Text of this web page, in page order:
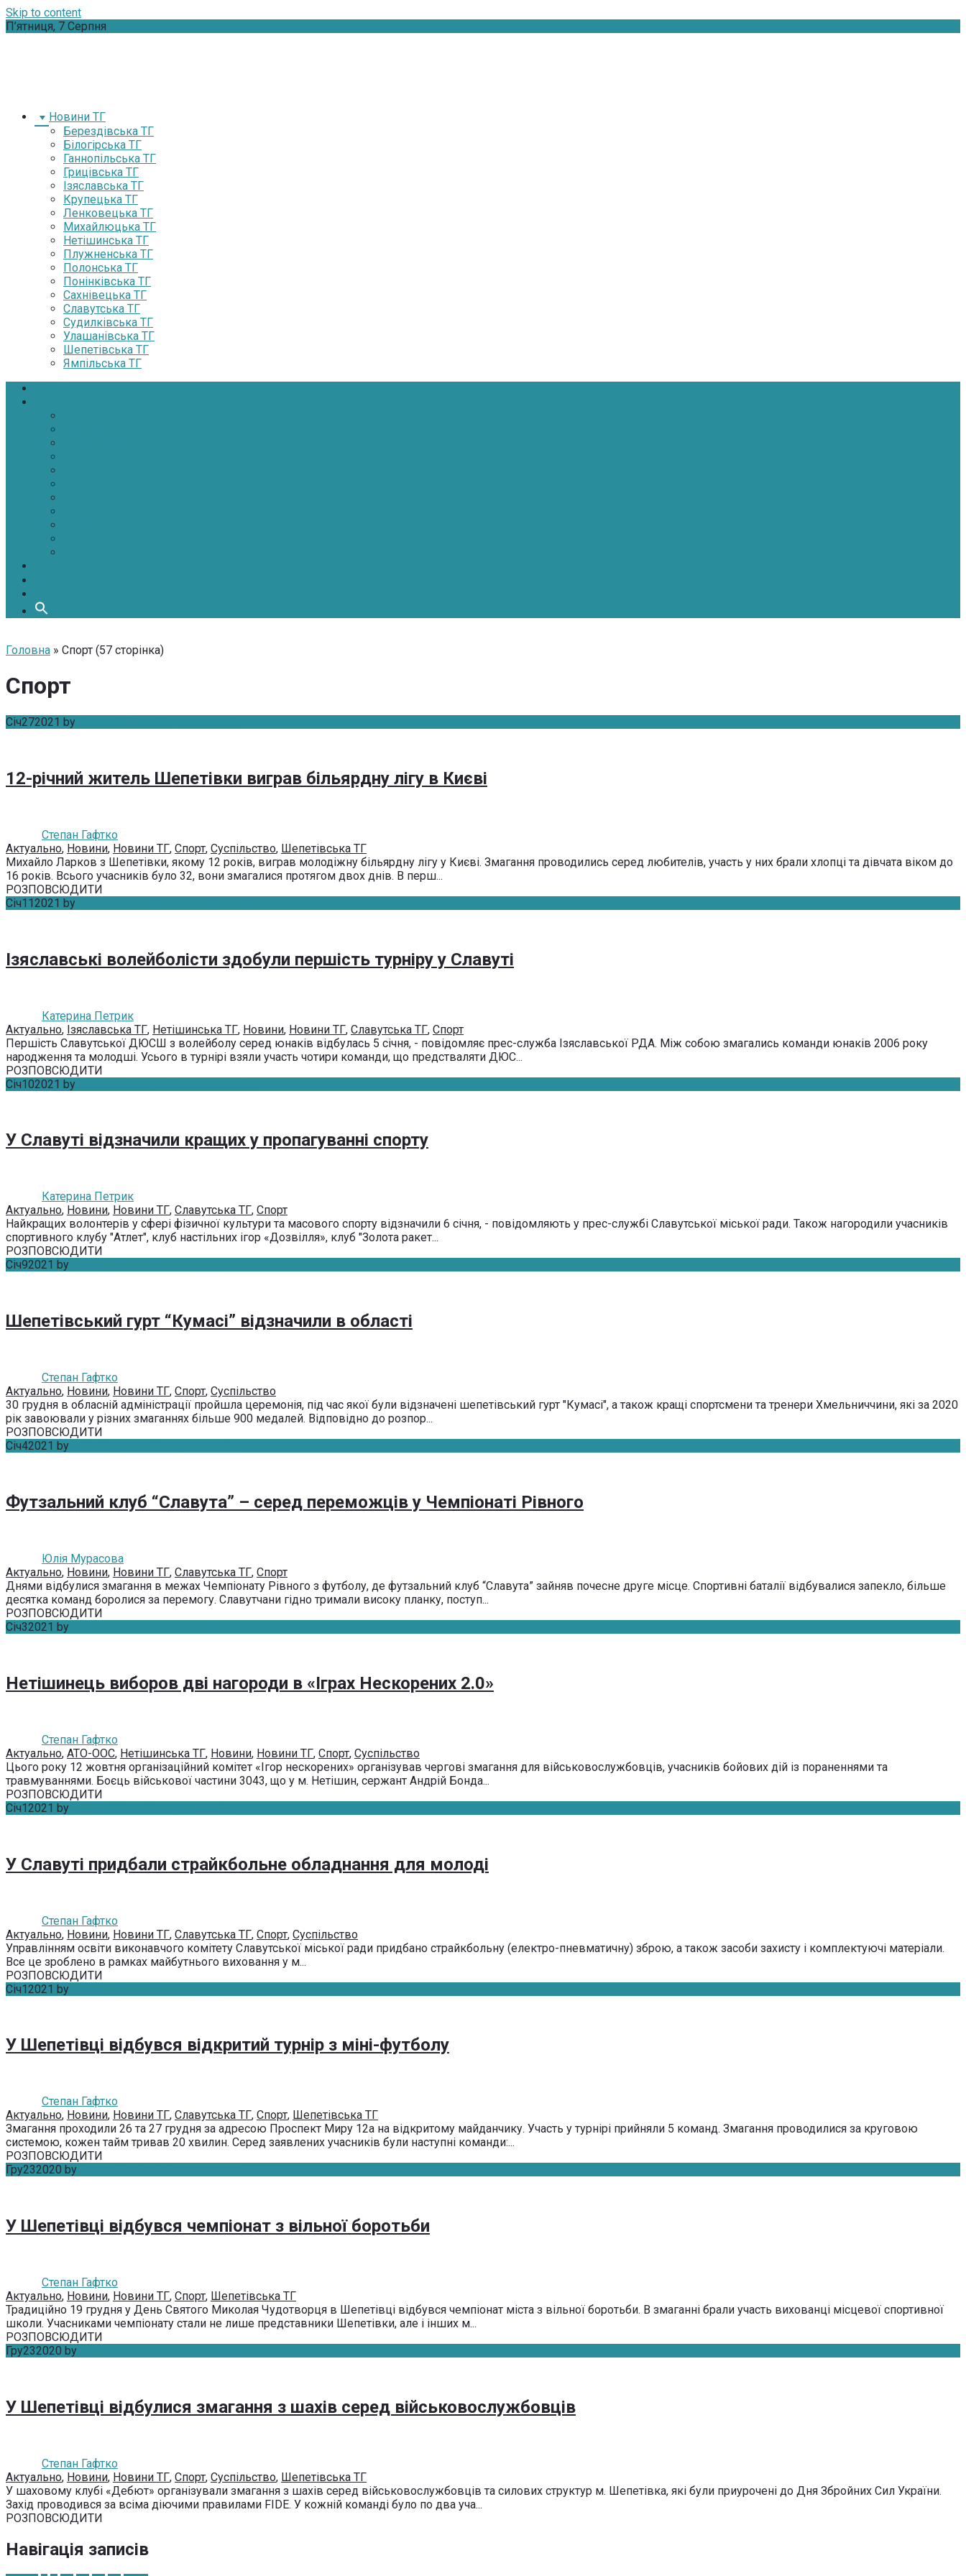
Skip to content
П’ятниця, 7 Серпня
Новини ТГ
Берездівська ТГ
Білогірська ТГ
Ганнопільська ТГ
Грицівська ТГ
Ізяславська ТГ
Крупецька ТГ
Ленковецька ТГ
Михайлюцька ТГ
Нетішинська ТГ
Плужненська ТГ
Полонська ТГ
Понінківська ТГ
Сахнівецька ТГ
Славутська ТГ
Судилківська ТГ
Улашанівська ТГ
Шепетівська ТГ
Ямпільська ТГ
Головна » Спорт (57 сторінка)
Спорт
Січ272021 by
12-річний житель Шепетівки виграв більярдну лігу в Києві
Степан Гафтко
Актуально, Новини, Новини ТГ, Спорт, Суспільство, Шепетівська ТГ
Михайло Ларков з Шепетівки, якому 12 років, виграв молодіжну більярдну лігу у Києві. Змагання проводились серед любителів, участь у них брали хлопці та дівчата віком до
16 років. Всього учасників було 32, вони змагалися протягом двох днів. В перш...
РОЗПОВСЮДИТИ
Січ11 2021 by
Ізяславські волейболісти здобули першість турніру у Славуті
Катерина Петрик
Актуально, Ізяславська ТГ, Нетішинська ТГ, Новини, Новини ТГ, Славутська ТГ, Спорт
Першість Славутської ДЮСШ з волейболу серед юнаків відбулась 5 січня, - повідомляє прес-служба Ізяславської РДА. Між собою змагались команди юнаків 2006 року
народження та молодші. Усього в турнірі взяли участь чотири команди, що предстваляти ДЮС...
РОЗПОВСЮДИТИ
Січ102021 by
У Славуті відзначили кращих у пропагуванні спорту
Катерина Петрик
Актуально, Новини, Новини ТГ, Славутська ТГ, Спорт
Найкращих волонтерів у сфері фізичної культури та масового спорту відзначили 6 січня, - повідомляють у прес-службі Славутської міської ради. Також нагородили учасників
спортивного клубу "Атлет", клуб настільних ігор «Дозвілля», клуб "Золота ракет...
РОЗПОВСЮДИТИ
Січ92021 by
Шепетівський гурт “Кумасі” відзначили в області
Степан Гафтко
Актуально, Новини, Новини ТГ, Спорт, Суспільство
30 грудня в обласній адміністрації пройшла церемонія, під час якої були відзначені шепетівський гурт "Кумасі", а також кращі спортсмени та тренери Хмельниччини, які за 2020
рік завоювали у різних змаганнях більше 900 медалей. Відповідно до розпор...
РОЗПОВСЮДИТИ
Січ42021 by
Футзальний клуб “Славута” – серед переможців у Чемпіонаті Рівного
Юлія Мурасова
Актуально, Новини, Новини ТГ, Славутська ТГ, Спорт
Днями відбулися змагання в межах Чемпіонату Рівного з футболу, де футзальний клуб “Славута” зайняв почесне друге місце. Спортивні баталії відбувалися запекло, більше
десятка команд боролися за перемогу. Славутчани гідно тримали високу планку, поступ...
РОЗПОВСЮДИТИ
Січ32021 by
Нетішинець виборов дві нагороди в «Іграх Нескорених 2.0»
Степан Гафтко
Актуально, АТО-ООС, Нетішинська ТГ, Новини, Новини ТГ, Спорт, Суспільство
Цього року 12 жовтня організаційний комітет «Ігор нескорених» організував чергові змагання для військовослужбовців, учасників бойових дій із пораненнями та
травмуваннями. Боєць вій­сько­вої час­ти­ни 3043, що у м. Не­ті­ши­н, сер­жант Ан­дрій Бон­да...
РОЗПОВСЮДИТИ
Січ1 2021 by
У Славуті придбали страйкбольне обладнання для молоді
Степан Гафтко
Актуально, Новини, Новини ТГ, Славутська ТГ, Спорт, Суспільство
Уп­равлін­ням ос­ві­ти ви­ко­нав­чо­го ко­мі­те­ту Сла­вутсь­кої місь­кої ра­ди прид­ба­но страй­кболь­ну (елек­тро-пнев­ма­тич­ну) зброю, а та­кож за­со­би за­хис­ту і ком­плек­ту­ючі ма­те­рі­али.
Все це зроблено в рамках майбутнього виховання у м...
РОЗПОВСЮДИТИ
Січ1 2021 by
У Шепетівці відбувся відкритий турнір з міні-футболу
Степан Гафтко
Актуально, Новини, Новини ТГ, Славутська ТГ, Спорт, Шепетівська ТГ
Змагання проходили 26 та 27 грудня за адресою Проспект Миру 12а на відкритому майданчику. Участь у турнірі прийняли 5 команд. Змагання проводилися за круговою
системою, кожен тайм тривав 20 хвилин. Серед заявлених учасників були наступні команди:...
РОЗПОВСЮДИТИ
Гру232020 by
У Шепетівці відбувся чемпіонат з вільної боротьби
Степан Гафтко
Актуально, Новини, Новини ТГ, Спорт, Шепетівська ТГ
Традиційно 19 грудня у День Святого Миколая Чудотворця в Шепетівці відбувся чемпіонат міста з вільної боротьби. В змаганні брали участь вихованці місцевої спортивної
школи. Учасниками чемпіонату стали не лише представники Шепетівки, але і інших м...
РОЗПОВСЮДИТИ
Гру232020 by
У Шепетівці відбулися змагання з шахів серед військовослужбовців
Степан Гафтко
Актуально, Новини, Новини ТГ, Спорт, Суспільство, Шепетівська ТГ
У шаховому клубі «Дебют» організували змагання з шахів серед військовослужбовців та силових структур м. Шепетівка, які були приурочені до Дня Збройних Сил України.
Захід проводився за всіма діючими правилами FIDE. У кожній команді було по два уча...
РОЗПОВСЮДИТИ
Навігація записів